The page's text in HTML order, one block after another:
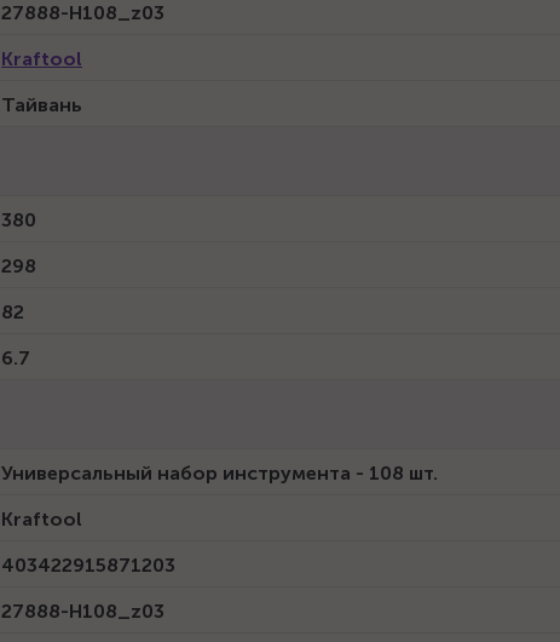
27888-H108_z03
Kraftool
Тайвань
380
298
82
6.7
Универсальный набор инструмента - 108 шт.
Kraftool
403422915871203
27888-H108_z03